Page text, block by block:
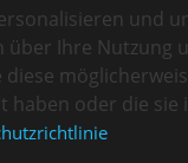
und
Ihre Nutzung
oder die sie